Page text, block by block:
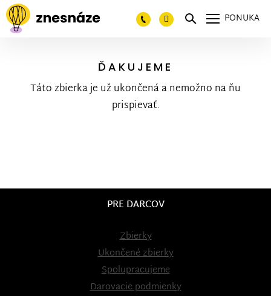
PONUKA
ĎAKUJEME
Táto zbierka je už ukončená a nemožno na ňu
prispievať.
PRE DARCOV
Zbierky
Ukončené zbierky
Spolupracujeme
Darovacie podmienky